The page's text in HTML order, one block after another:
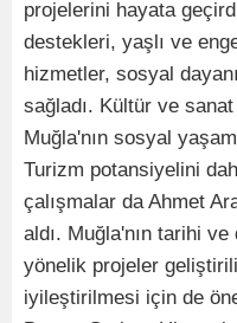
projelerini hayata
destekleri, yaşlı ve
hizmetler, sosyal
sağladı. Kültür ve
Muğla'nın sosyal
Turizm potansiyelini
çalışmalar da Ahmet
aldı. Muğla'nın tarihi ve
yönelik projeler
iyileştirilmesi için de